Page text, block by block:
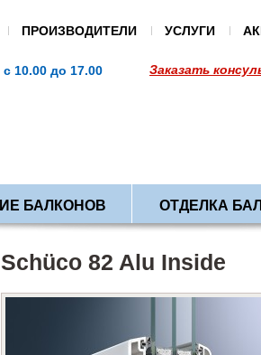
ПРОИЗВОДИТЕЛИ УСЛУГИ
с 10.00 до 17.00 В праздники:
Заказать
БАЛКОНОВ ОТДЕЛКА
Schüco 82 Alu Inside